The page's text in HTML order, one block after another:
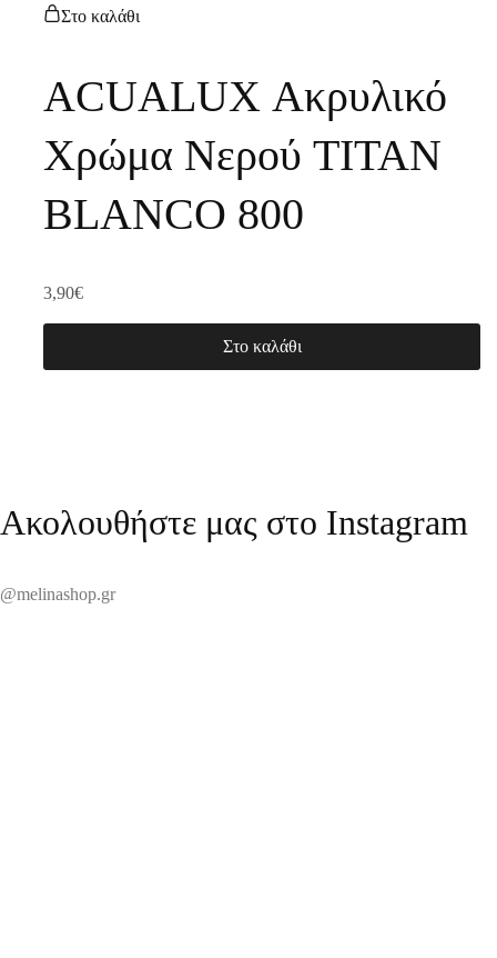
Στο καλάθι
ACUALUX Ακρυλικό
Χρώμα Νερού TITAN
BLANCO 800
3,90€
Στο καλάθι
Ακολουθήστε μας στο Instagram
@melinashop.gr